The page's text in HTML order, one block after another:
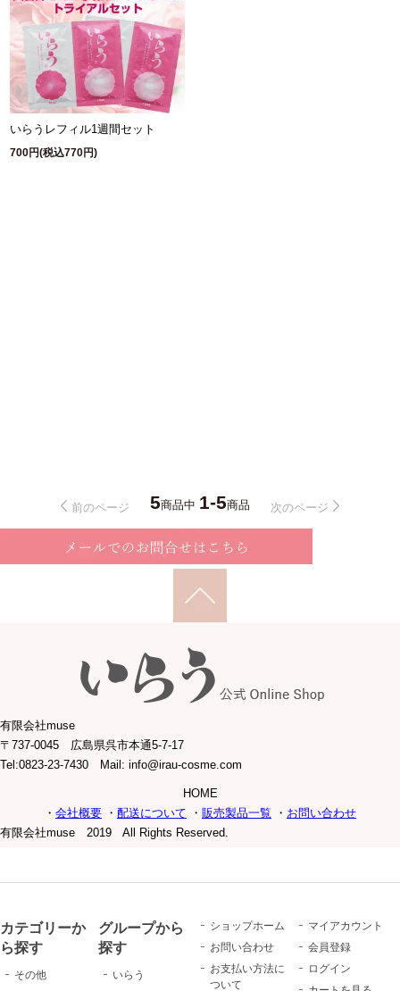
いらうレフィル1週間セット
700円(税込770円)
前のページ 5商品中 1-5商品 次のページ
有限会社muse
〒737-0045 広島県呉市本通5-7-17
Tel:0823-23-7430 Mail: info@irau-cosme.com
HOME
・ 会社概要 ・ 配送について ・ 販売製品一覧 ・ お問い合わせ
有限会社muse 2019 All Rights Reserved.
カテゴリーか
ら探す
その他
グループから
探す
いらう
ショップホーム
お問い合わせ
お支払い方法に
ついて
マイアカウント
会員登録
ログイン